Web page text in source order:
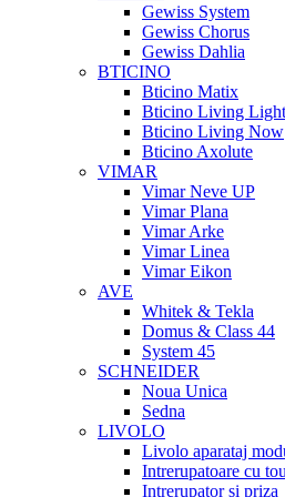
Gewiss System
Gewiss Chorus
Gewiss Dahlia
BTICINO
Bticino Matix
Bticino Living
Bticino Living Now
Bticino Axolute
VIMAR
Vimar Neve UP
Vimar Plana
Vimar Arke
Vimar Linea
Vimar Eikon
AVE
Whitek & Tekla
Domus & Class 44
System 45
SCHNEIDER
Noua Unica
Sedna
LIVOLO
Livolo aparataj
Intrerupatoare cu
Intrerupator si priza